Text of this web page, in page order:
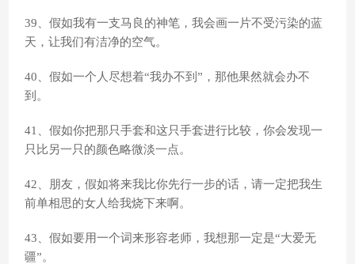
39、假如我有一支马良的神笔，我会画一片不受污染的蓝
天，让我们有洁净的空气。
40、假如一个人尽想着“我办不到”，那他果然就会办不
到。
41、假如你把那只手套和这只手套进行比较，你会发现一
只比另一只的颜色略微淡一点。
42、朋友，假如将来我比你先行一步的话，请一定把我生
前单相思的女人给我烧下来啊。
43、假如要用一个词来形容老师，我想那一定是“大爱无
疆”。